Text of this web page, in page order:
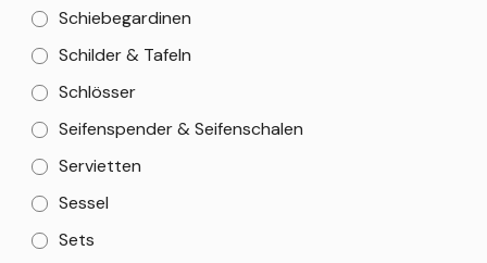
Schiebegardinen
Schilder & Tafeln
Schlösser
Seifenspender & Seifenschalen
Servietten
Sessel
Sets